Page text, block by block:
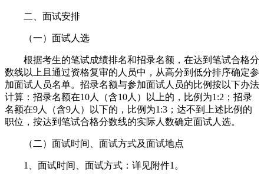
二、面试安排
（一）面试人选
根据考生的笔试成绩排名和招录名额，在达到笔试合格分
数线以上且通过资格复审的人员中，从高分到低分排序确定参
加面试人员名单。招录名额与参加面试人员的比例按以下办法
计算：招录名额在10人（含10人）以上的，比例为1:2；招录
名额在9人（含9人）以下的，比例为1:3；达不到上述比例的
职位，按达到笔试合格分数线的实际人数确定面试人选。
（二）面试时间、面试方式及面试地点
1、面试时间、面试方式：详见附件1。